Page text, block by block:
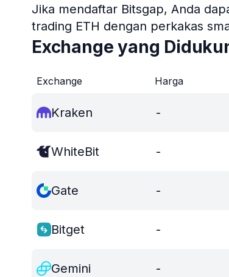
Jika mendaftar Bitsgap, Anda
trading ETH dengan perkakas
Exchange yang
Exchange Harga
Kraken -
WhiteBit -
Gate -
Bitget -
Gemini -